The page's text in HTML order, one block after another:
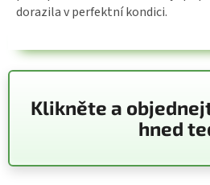
dorazila v perfektní kondici.
Klikněte a
hned